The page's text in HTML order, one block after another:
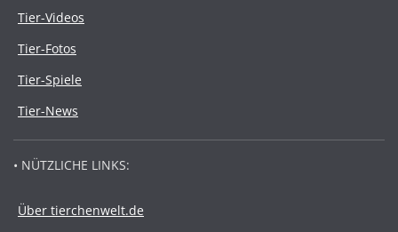
Tier-Videos
Tier-Fotos
Tier-Spiele
Tier-News
• NÜTZLICHE LINKS:
Über tierchenwelt.de